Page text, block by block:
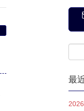
最